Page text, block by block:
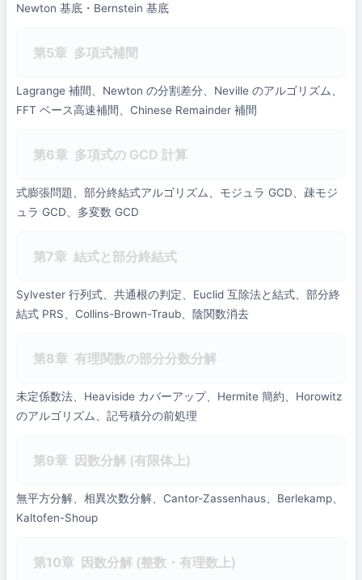
Newton 基底・Bernstein 基底
第5章 多項式補間
Lagrange 補間、Newton の分割差分、Neville のアルゴリズム、
FFT ベース高速補間、Chinese Remainder 補間
第6章 多項式の GCD 計算
式膨張問題、部分終結式アルゴリズム、モジュラ GCD、疎モジ
ュラ GCD、多変数 GCD
第7章 結式と部分終結式
Sylvester 行列式、共通根の判定、Euclid 互除法と結式、部分終
結式 PRS、Collins-Brown-Traub、陰関数消去
第8章 有理関数の部分分数分解
未定係数法、Heaviside カバーアップ、Hermite 簡約、Horowitz
のアルゴリズム、記号積分の前処理
第9章 因数分解 (有限体上)
無平方分解、相異次数分解、Cantor-Zassenhaus、Berlekamp、
Kaltofen-Shoup
第10章 因数分解 (整数・有理数上)